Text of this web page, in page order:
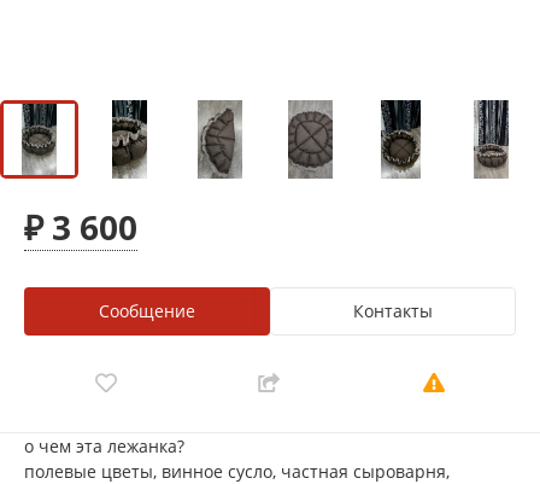
₽ 3 600
Сообщение Контакты
о чем эта лежанка?
полевые цветы, винное сусло, частная сыроварня,